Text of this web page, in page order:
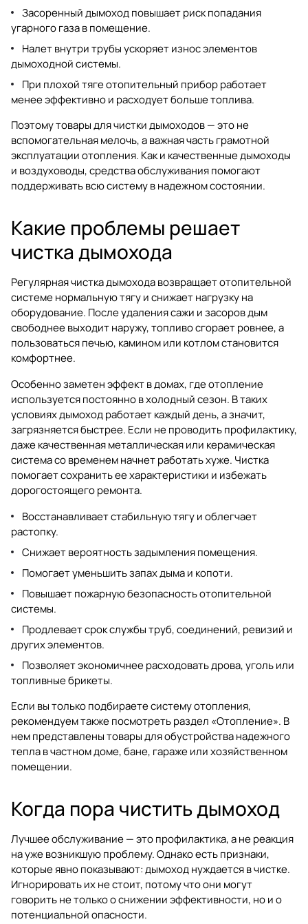
Засоренный дымоход повышает риск попадания
угарного газа в помещение.
Налет внутри трубы ускоряет износ элементов
дымоходной системы.
При плохой тяге отопительный прибор работает
менее эффективно и расходует больше топлива.
Поэтому товары для чистки дымоходов — это не
вспомогательная мелочь, а важная часть грамотной
эксплуатации отопления. Как и качественныедымоходы
и воздуховоды, средства обслуживания помогают
поддерживать всю систему в надежном состоянии.
Какие проблемы решает
чистка дымохода
Регулярная чистка дымохода возвращает отопительной
системе нормальную тягу и снижает нагрузку на
оборудование. После удаления сажи и засоров дым
свободнее выходит наружу, топливо сгорает ровнее, а
пользоваться печью, камином или котлом становится
комфортнее.
Особенно заметен эффект в домах, где отопление
используется постоянно в холодный сезон. В таких
условиях дымоход работает каждый день, а значит,
загрязняется быстрее. Если не проводить профилактику,
даже качественная металлическая или керамическая
система со временем начнет работать хуже. Чистка
помогает сохранить ее характеристики и избежать
дорогостоящего ремонта.
Восстанавливает стабильную тягу и облегчает
растопку.
Снижает вероятность задымления помещения.
Помогает уменьшить запах дыма и копоти.
Повышает пожарную безопасность отопительной
системы.
Продлевает срок службы труб, соединений, ревизий и
других элементов.
Позволяет экономичнее расходовать дрова, уголь или
топливные брикеты.
Если вы только подбираете систему отопления,
рекомендуем также посмотреть раздел «Отопление». В
нем представлены товары для обустройства надежного
тепла в частном доме, бане, гараже или хозяйственном
помещении.
Когда пора чистить дымоход
Лучшее обслуживание — это профилактика, а не реакция
на уже возникшую проблему. Однако есть признаки,
которые явно показывают: дымоход нуждается в чистке.
Игнорировать их не стоит, потому что они могут
говорить не только о снижении эффективности, но и о
потенциальной опасности.